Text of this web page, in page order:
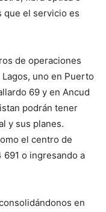
que el servicio es
de operaciones
uno en Puerto
69 y en Ancud
podrán tener
y sus planes.
el centro de
o ingresando a
en